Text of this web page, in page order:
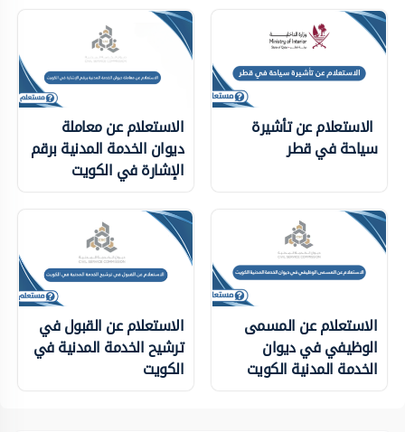
الاستعلام عن تأشيرة
سياحة في قطر
الاستعلام عن معاملة
ديوان الخدمة المدنية برقم
الإشارة في الكويت
الاستعلام عن المسمى
الوظيفي في ديوان
الخدمة المدنية الكويت
الاستعلام عن القبول في
ترشيح الخدمة المدنية في
الكويت